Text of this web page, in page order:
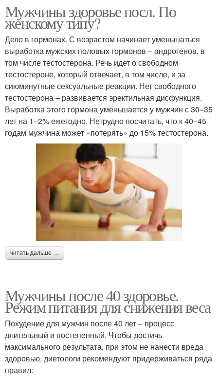
Мужчины здоровье посл. По
женскому типу?
Дело в гормонах. С возрастом начинает уменьшаться
выработка мужских половых гормонов – андрогенов, в
том числе тестостерона. Речь идет о свободном
тестостероне, который отвечает, в том числе, и за
сиюминутные сексуальные реакции. Нет свободного
тестостерона – развивается эректильная дисфункция.
Выработка этого гормона уменьшается у мужчин с 30–35
лет на 1–2% ежегодно. Нетрудно посчитать, что к 40–45
годам мужчина может «потерять» до 15% тестостерона.
читать дальше →
Мужчины после 40 здоровье.
Режим питания для снижения веса
Похудение для мужчин после 40 лет – процесс
длительный и постепенный. Чтобы достичь
максимального результата, при этом не нанести вреда
здоровью, диетологи рекомендуют придерживаться ряда
правил: